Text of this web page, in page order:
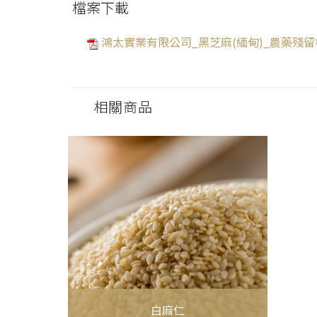
檔案下載
鴻太實業有限公司_黑芝麻(緬甸)_農藥殘
相關商品
白麻仁